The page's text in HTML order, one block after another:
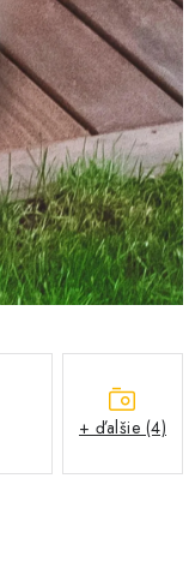
osobných údajov
+ ďalšie (4)